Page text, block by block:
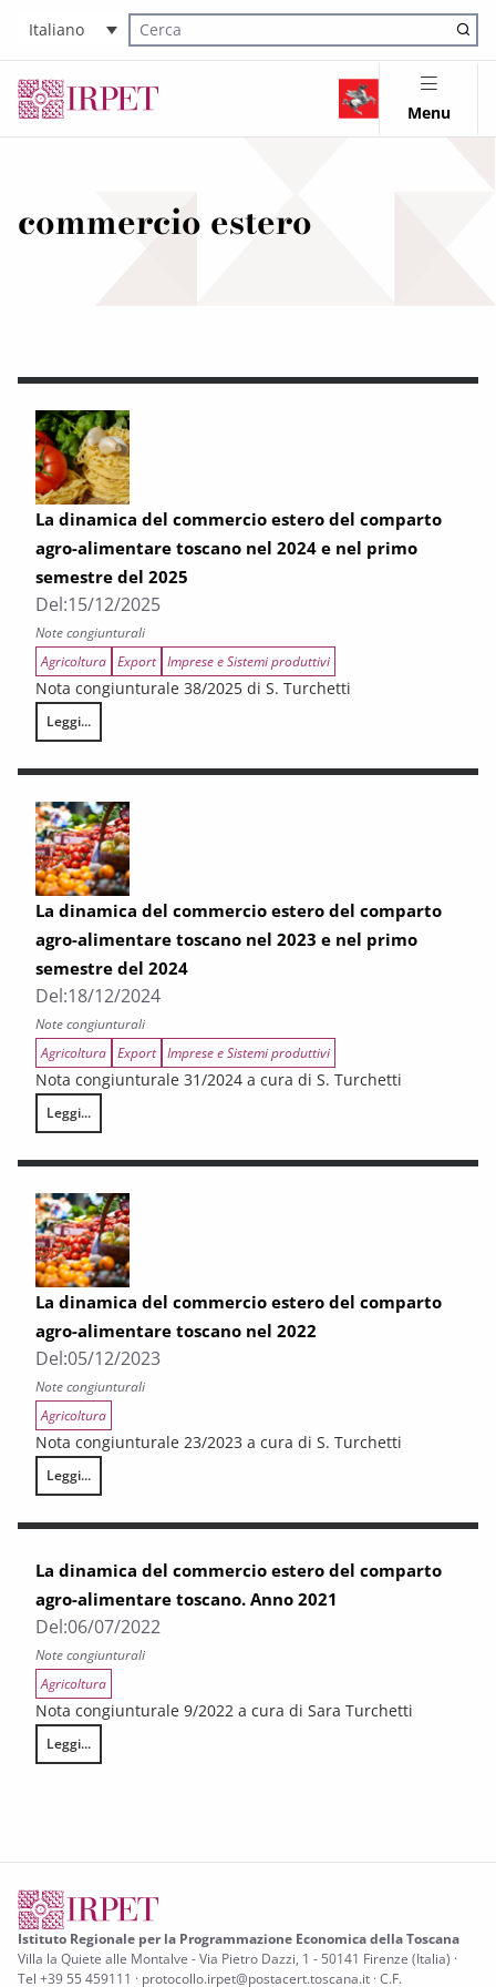
Italiano
Cerca nel sito
Menu
commercio estero
La dinamica del commercio estero del comparto
agro-alimentare toscano nel 2024 e nel primo
semestre del 2025
Del:15/12/2025
Note congiunturali
Agricoltura Export Imprese e Sistemi produttivi
Nota congiunturale 38/2025 di S. Turchetti
Leggi...
La dinamica del commercio estero del comparto agro-alimentare
La dinamica del commercio estero del comparto
agro-alimentare toscano nel 2023 e nel primo
semestre del 2024
Del:18/12/2024
Note congiunturali
Agricoltura Export Imprese e Sistemi produttivi
Nota congiunturale 31/2024 a cura di S. Turchetti
Leggi...
La dinamica del commercio estero del comparto agro-alimentare
La dinamica del commercio estero del comparto
agro-alimentare toscano nel 2022
Del:05/12/2023
Note congiunturali
Agricoltura
Nota congiunturale 23/2023 a cura di S. Turchetti
Leggi...
La dinamica del commercio estero del comparto agro-alimentare
La dinamica del commercio estero del comparto
agro-alimentare toscano. Anno 2021
Del:06/07/2022
Note congiunturali
Agricoltura
Nota congiunturale 9/2022 a cura di Sara Turchetti
Leggi...
La dinamica del commercio estero del comparto agro-alimentare
Istituto Regionale per la Programmazione Economica della Toscana
Villa la Quiete alle Montalve - Via Pietro Dazzi, 1 - 50141 Firenze (Italia) ·
Tel +39 55 459111 · protocollo.irpet@postacert.toscana.it · C.F.